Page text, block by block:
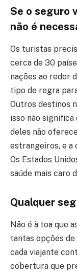
Se o seguro
não é
Os turistas
cerca de 30
nações ao redor
tipo de regra
Outros destinos
isso não significa
deles não
estrangeiros, e a
Os Estados
saúde mais caro
Qualquer
Não é à toa que
tantas opções
cada viajante
cobertura que